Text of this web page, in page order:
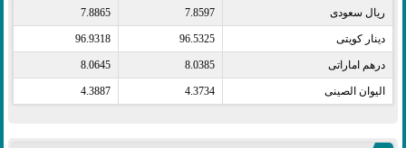
ريال سعودى​ 7.8597
7.8865
دينار كويتى​ 96.5325
96.9318
درهم اماراتى​ 8.0385
8.0645
اليوان الصينى​ 4.3734
4.3887